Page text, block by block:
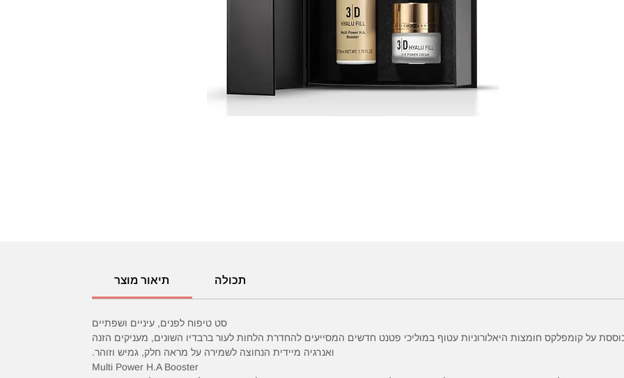
תיאור מוצר תכולה
סט טיפוח לפנים, עיניים ושפתיים
על קומפלקס חומצות היאלורוניות עטוף במוליכי פטנט חדשים המסייעים להחדרת הלחות לעור ברבדיו השונים, מעניקים הזנה
ואנרגיה מיידית הנחוצה לשמירה על מראה חלק, גמיש וזוהר.
Multi Power H.A Booster